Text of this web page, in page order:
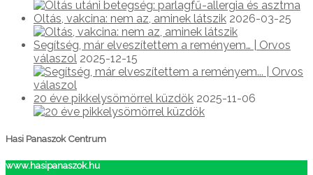
Oltás, vakcina: nem az, aminek látszik 2026-03-25
Segítség, már elveszítettem a reményem… | Orvos
válaszol 2025-12-15
20 éve pikkelysömörrel küzdök 2025-11-06
Hasi Panaszok Centrum
www.hasipanaszok.hu